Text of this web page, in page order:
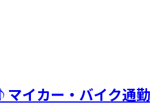
イカー・バイク通